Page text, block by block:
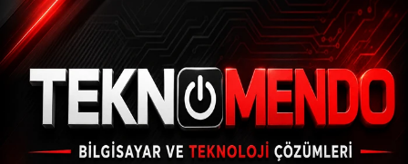
mastürbasyon yapan şahıs
gözaltına alındı
ASAYIŞ
(İHA) - İhlas Haber Ajansı | 30.09.2024 - 23:31, Güncelleme:
30.09.2024 - 23:00